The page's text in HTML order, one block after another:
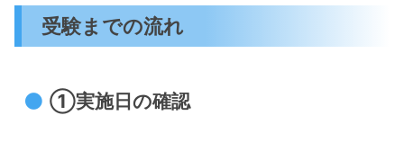
受験までの流れ
①実施日の確認